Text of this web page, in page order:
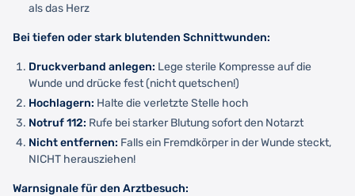
als das Herz
Bei tiefen oder stark blutenden Schnittwunden:
Druckverband anlegen: Lege sterile Kompresse auf die
Wunde und drücke fest (nicht quetschen!)
Hochlagern: Halte die verletzte Stelle hoch
Notruf 112: Rufe bei starker Blutung sofort den Notarzt
Nicht entfernen: Falls ein Fremdkörper in der Wunde steckt,
NICHT herausziehen!
Warnsignale für den Arztbesuch: